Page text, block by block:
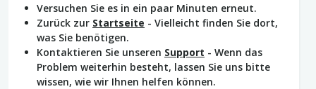
Versuchen Sie es in ein paar Minuten erneut.
Zurück zur Startseite - Vielleicht finden Sie dort,
was Sie benötigen.
Kontaktieren Sie unseren Support - Wenn das
Problem weiterhin besteht, lassen Sie uns bitte
wissen, wie wir Ihnen helfen können.